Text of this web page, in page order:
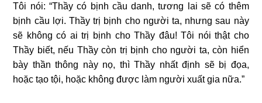
Tôi nói: “Thầy có bịnh cầu danh, tương lai sẽ có thêm
bịnh cầu lợi. Thầy trị bịnh cho người ta, nhưng sau này
sẽ không có ai trị bịnh cho Thầy đâu! Tôi nói thật cho
Thầy biết, nếu Thầy còn trị bịnh cho người ta, còn hiển
bày thần thông này nọ, thì Thầy nhất định sẽ bị đọa,
hoặc tạo tội, hoặc không được làm người xuất gia nữa.”